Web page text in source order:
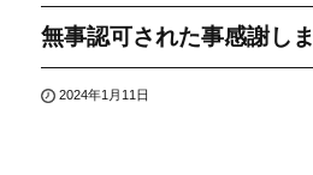
無事認可された事感謝し
2024年1月11日